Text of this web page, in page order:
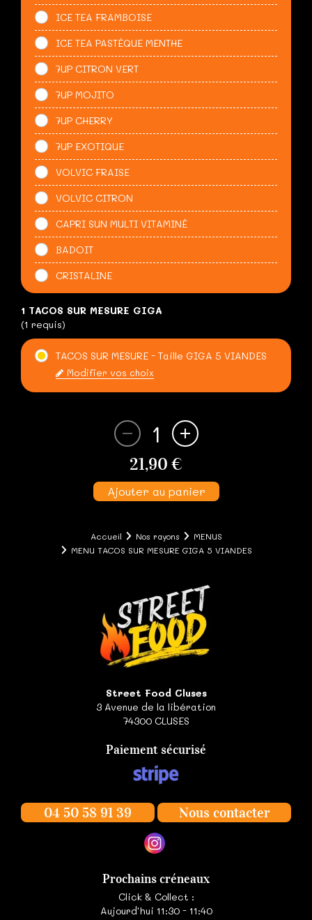
ICE TEA FRAMBOISE
ICE TEA PASTÈQUE MENTHE
7UP CITRON VERT
7UP MOJITO
7UP CHERRY
7UP EXOTIQUE
VOLVIC FRAISE
VOLVIC CITRON
CAPRI SUN MULTI VITAMINÉ
BADOIT
CRISTALINE
1 TACOS SUR MESURE GIGA
(1 requis)
TACOS SUR MESURE - Taille GIGA 5 VIANDES
Modifier vos choix
1
21,90 €
Ajouter au panier
Accueil Nos rayons
MENUS
MENU TACOS SUR MESURE GIGA 5 VIANDES
Street Food Cluses
3 Avenue de la libération
74300 CLUSES
Paiement sécurisé
04 50 58 91 39 Nous contacter
Prochains créneaux
Click & Collect :
Aujourd'hui 11:30 - 11:40